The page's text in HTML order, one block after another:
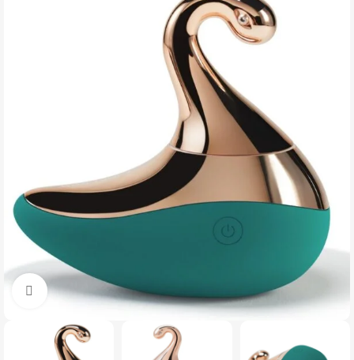
Click to enlarge